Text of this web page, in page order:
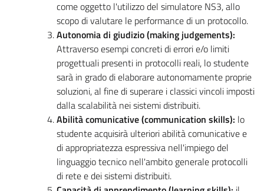
come oggetto l'utilizzo del simulatore NS3, allo
scopo di valutare le performance di un protocollo.
Autonomia di giudizio (making judgements):
Attraverso esempi concreti di errori e/o limiti
progettuali presenti in protocolli reali, lo studente
sarà in grado di elaborare autonomamente proprie
soluzioni, al fine di superare i classici vincoli imposti
dalla scalabilità nei sistemi distribuiti.
Abilità comunicative (communication skills): lo
studente acquisirà ulteriori abilità comunicative e
di appropriatezza espressiva nell'impiego del
linguaggio tecnico nell'ambito generale protocolli
di rete e dei sistemi distribuiti.